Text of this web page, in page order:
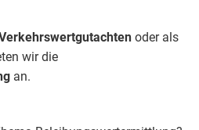
oder als
wir die
an.